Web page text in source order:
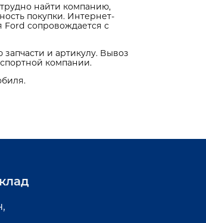
найти компанию,
покупки. Интернет-
Ford сопровождается с
и артикулу. Вывоз
компании.